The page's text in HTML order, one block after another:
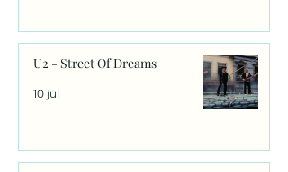
U2 - Street Of Dreams
10 jul